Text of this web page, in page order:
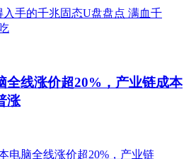
全线涨价超20%，产业链成本
涨